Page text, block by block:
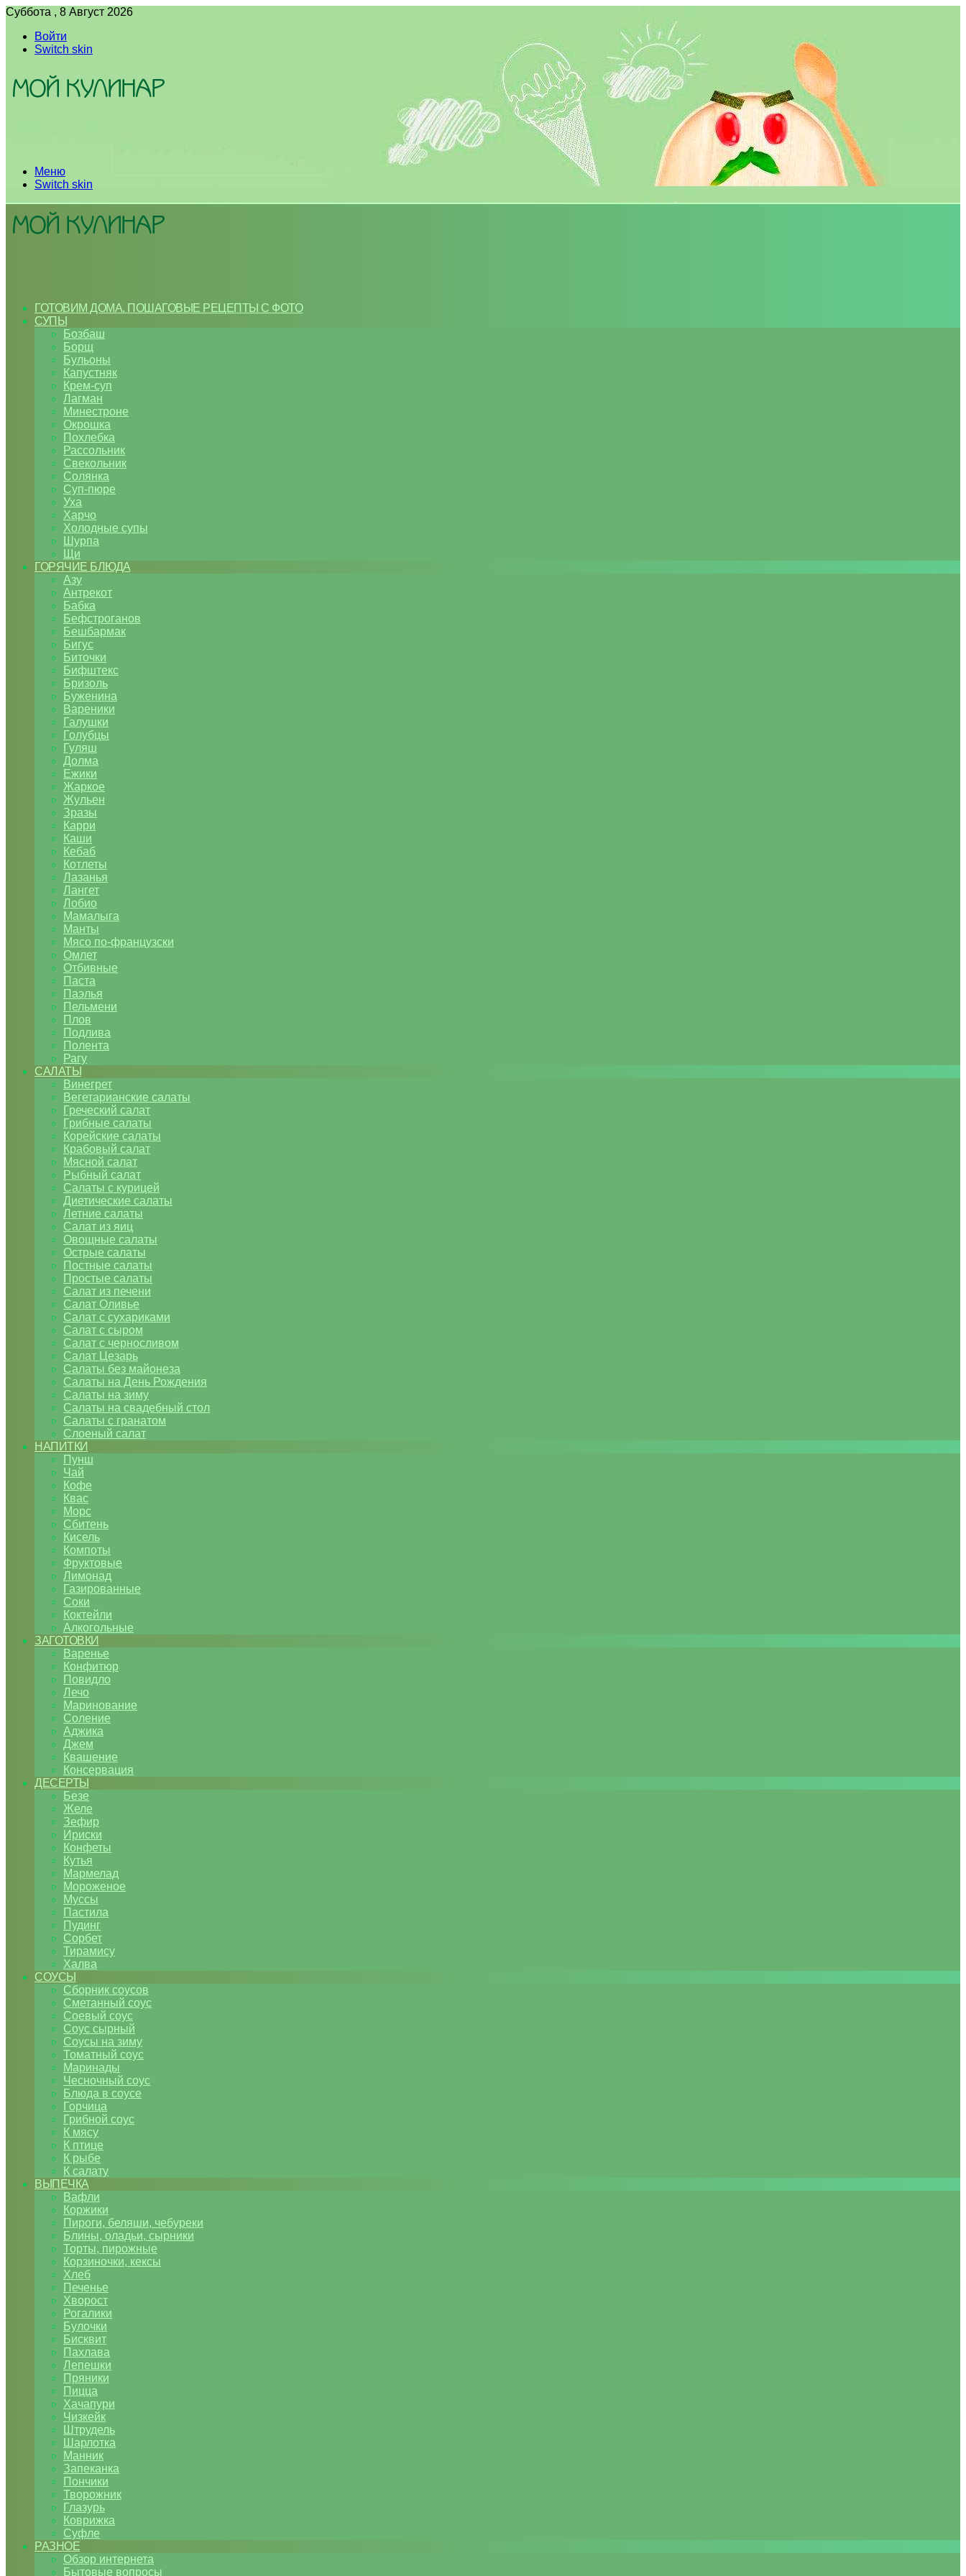
Суббота , 8 Август 2026
Войти
Switch skin
Меню
Switch skin
ГОТОВИМ ДОМА. ПОШАГОВЫЕ РЕЦЕПТЫ С ФОТО
СУПЫ
Бозбаш
Борщ
Бульоны
Капустняк
Крем-суп
Лагман
Минестроне
Окрошка
Похлебка
Рассольник
Свекольник
Солянка
Суп-пюре
Уха
Харчо
Холодные супы
Шурпа
Щи
ГОРЯЧИЕ БЛЮДА
Азу
Антрекот
Бабка
Бефстроганов
Бешбармак
Бигус
Биточки
Бифштекс
Бризоль
Буженина
Вареники
Галушки
Голубцы
Гуляш
Долма
Ежики
Жаркое
Жульен
Зразы
Карри
Каши
Кебаб
Котлеты
Лазанья
Лангет
Лобио
Мамалыга
Манты
Мясо по-французски
Омлет
Отбивные
Паста
Паэлья
Пельмени
Плов
Подлива
Полента
Рагу
САЛАТЫ
Винегрет
Вегетарианские салаты
Греческий салат
Грибные салаты
Корейские салаты
Крабовый салат
Мясной салат
Рыбный салат
Салаты с курицей
Диетические салаты
Летние салаты
Салат из яиц
Овощные салаты
Острые салаты
Постные салаты
Простые салаты
Салат из печени
Салат Оливье
Салат с сухариками
Салат с сыром
Салат с черносливом
Салат Цезарь
Салаты без майонеза
Салаты на День Рождения
Салаты на зиму
Салаты на свадебный стол
Салаты с гранатом
Слоеный салат
НАПИТКИ
Пунш
Чай
Кофе
Квас
Морс
Сбитень
Кисель
Компоты
Фруктовые
Лимонад
Газированные
Соки
Коктейли
Алкогольные
ЗАГОТОВКИ
Варенье
Конфитюр
Повидло
Лечо
Маринование
Соление
Аджика
Джем
Квашение
Консервация
ДЕСЕРТЫ
Безе
Желе
Зефир
Ириски
Конфеты
Кутья
Мармелад
Мороженое
Муссы
Пастила
Пудинг
Сорбет
Тирамису
Халва
СОУСЫ
Сборник соусов
Сметанный соус
Соевый соус
Соус сырный
Соусы на зиму
Томатный соус
Маринады
Чесночный соус
Блюда в соусе
Горчица
Грибной соус
К мясу
К птице
К рыбе
К салату
ВЫПЕЧКА
Вафли
Коржики
Пироги, беляши, чебуреки
Блины, оладьи, сырники
Торты, пирожные
Корзиночки, кексы
Хлеб
Печенье
Хворост
Рогалики
Булочки
Бисквит
Пахлава
Лепешки
Пряники
Пицца
Хачапури
Чизкейк
Штрудель
Шарлотка
Манник
Запеканка
Пончики
Творожник
Глазурь
Коврижка
Суфле
РАЗНОЕ
Обзор интернета
Бытовые вопросы